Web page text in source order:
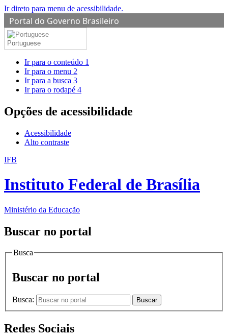
Ir direto para menu de acessibilidade.
Portal do Governo Brasileiro
Portuguese
Ir para o conteúdo 1
Ir para o menu 2
Ir para a busca 3
Ir para o rodapé 4
Opções de acessibilidade
Acessibilidade
Alto contraste
IFB
Instituto Federal de Brasília
Ministério da Educação
Buscar no portal
Busca
Buscar no portal
Busca: Buscar
Redes Sociais